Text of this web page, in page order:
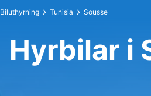
Biluthyrning Tunisia Sousse
Hyrbilar i